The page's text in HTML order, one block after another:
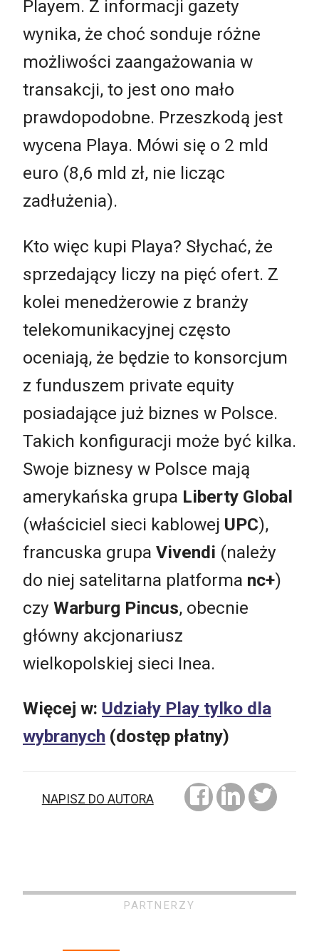
Playem. Z informacji gazety
wynika, że choć sonduje różne
możliwości zaangażowania w
transakcji, to jest ono mało
prawdopodobne. Przeszkodą jest
wycena Playa. Mówi się o 2 mld
euro (8,6 mld zł, nie licząc
zadłużenia).
Kto więc kupi Playa? Słychać, że
sprzedający liczy na pięć ofert. Z
kolei menedżerowie z branży
telekomunikacyjnej często
oceniają, że będzie to konsorcjum
z funduszem private equity
posiadające już biznes w Polsce.
Takich konfiguracji może być kilka.
Swoje biznesy w Polsce mają
amerykańska grupa Liberty Global
(właściciel sieci kablowej UPC),
francuska grupa Vivendi (należy
do niej satelitarna platforma nc+)
czy Warburg Pincus, obecnie
główny akcjonariusz
wielkopolskiej sieci Inea.
Więcej w: Udziały Play tylko dla
wybranych (dostęp płatny)
NAPISZ DO AUTORA
PARTNERZY